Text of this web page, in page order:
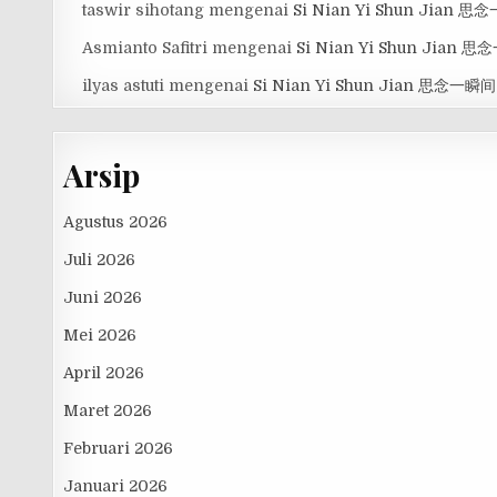
taswir sihotangmengenai Si Nian Yi Shun Jian 思念
Asmianto Safitri mengenai Si Nian Yi Shun Jian 思念
ilyas astuti mengenai Si Nian Yi Shun Jian 思念一瞬间
Arsip
Agustus 2026
Juli 2026
Juni 2026
Mei 2026
April 2026
Maret 2026
Februari 2026
Januari 2026